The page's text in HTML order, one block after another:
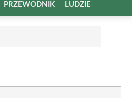
PRZEWODNIK LUDZIE